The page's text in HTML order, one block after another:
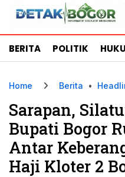
BERITA POLITIK
Home Berita •
Sarapan,
Bupati Bogor
Antar
Haji Kloter 2